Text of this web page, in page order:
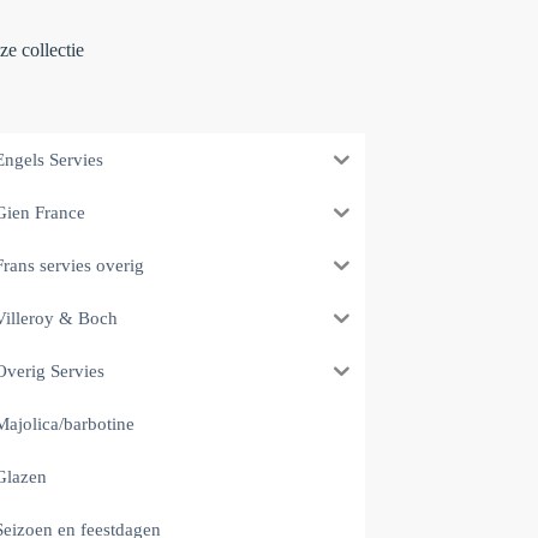
collectie
Servies
France
servies overig
& Boch
Servies
barbotine
en feestdagen